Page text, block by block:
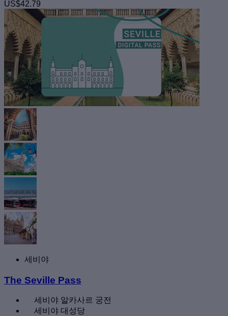
US$42.79
세비야
The Seville Pass
세비야 알카사르 궁전
세비야 대성당